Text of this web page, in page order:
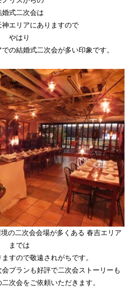
婚式二次会は
神エリアにありますので
やはり
の結婚式二次会が多い印象です。
の二次会会場が多くある 春吉エリア
までは
すので敬遠されがちです。
プランも好評で二次会ストーリーも
次会をご依頼いただきます。